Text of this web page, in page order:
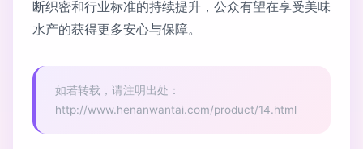
断织密和行业标准的持续提升，公众有望在享受美味
水产的获得更多安心与保障。
如若转载，请注明出处：
http://www.henanwantai.com/product/14.html